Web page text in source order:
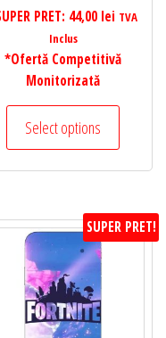
PRET: 44,00 lei TVA
Inclus
*Ofertă Competitivă
Monitorizată
Select options
SUPER PRET!